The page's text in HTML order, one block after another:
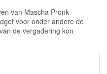
van Mascha Pronk
voor onder andere de
de vergadering kon